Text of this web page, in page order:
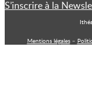
S’inscrire à la
Mentions légales–